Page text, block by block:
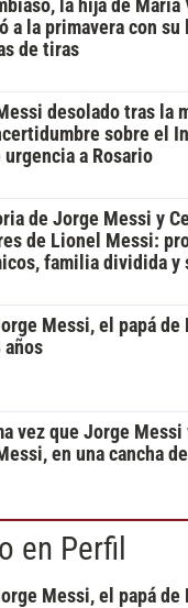
la hija de María
a la primavera con
de tiras
desolado tras la
sobre el
urgencia a Rosario
de Jorge Messi y
de Lionel Messi:
familia dividida y
Messi, el papá de
años
vez que Jorge Messi
en una cancha
en Perfil
Messi, el papá de